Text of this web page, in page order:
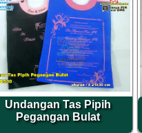
Undangan Tas Pipih
Pegangan Bulat